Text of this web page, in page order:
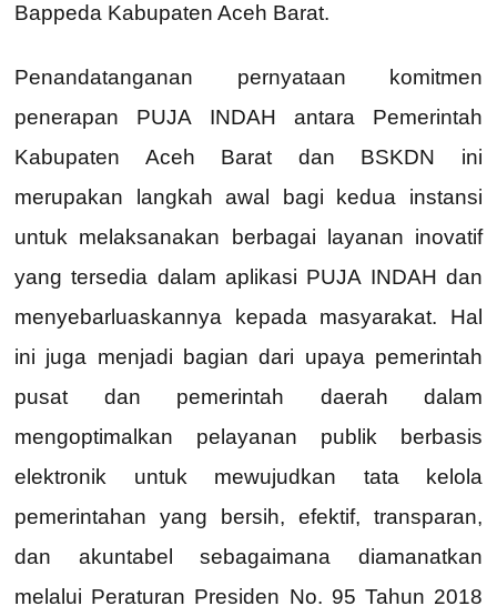
Bappeda Kabupaten Aceh Barat.
Penandatanganan pernyataan komitmen
penerapan PUJA INDAH antara Pemerintah
Kabupaten Aceh Barat dan BSKDN ini
merupakan langkah awal bagi kedua instansi
untuk melaksanakan berbagai layanan inovatif
yang tersedia dalam aplikasi PUJA INDAH dan
menyebarluaskannya kepada masyarakat. Hal
ini juga menjadi bagian dari upaya pemerintah
pusat dan pemerintah daerah dalam
mengoptimalkan pelayanan publik berbasis
elektronik untuk mewujudkan tata kelola
pemerintahan yang bersih, efektif, transparan,
dan akuntabel sebagaimana diamanatkan
melalui Peraturan Presiden No. 95 Tahun 2018